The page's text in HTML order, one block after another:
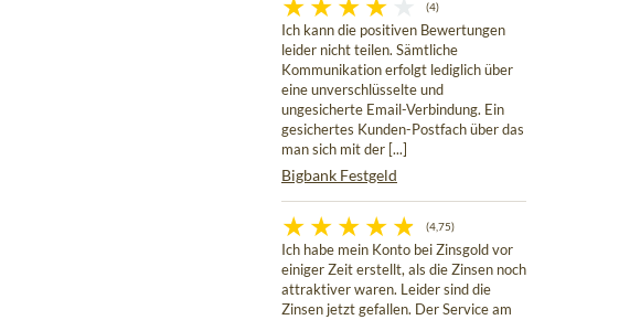
(4)
Ich kann die positiven Bewertungen
leider nicht teilen. Sämtliche
Kommunikation erfolgt lediglich über
eine unverschlüsselte und
ungesicherte Email-Verbindung. Ein
gesichertes Kunden-Postfach über das
man sich mit der [...]
Bigbank Festgeld
(4,75)
Ich habe mein Konto bei Zinsgold vor
einiger Zeit erstellt, als die Zinsen noch
attraktiver waren. Leider sind die
Zinsen jetzt gefallen. Der Service am